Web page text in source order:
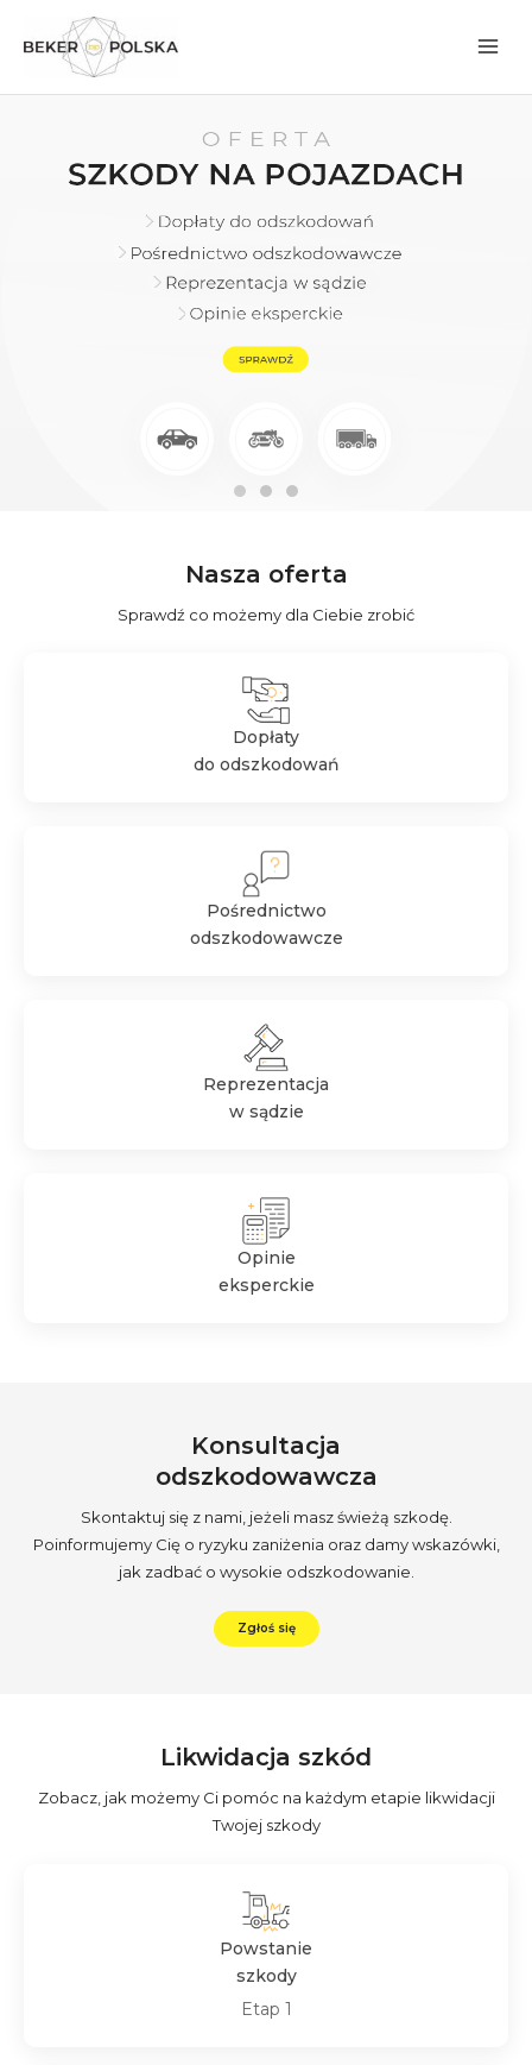
Nasza oferta
Sprawdź co możemy dla Ciebie zrobić
Dopłaty
do odszkodowań
Pośrednictwo
odszkodowawcze
Reprezentacja
w sądzie
Opinie
eksperckie
Konsultacja
odszkodowawcza
Skontaktuj się z nami, jeżeli masz świeżą szkodę.
Poinformujemy Cię o ryzyku zaniżenia oraz damy wskazówki,
jak zadbać o wysokie odszkodowanie.
Zgłoś się
Likwidacja szkód
Zobacz, jak możemy Ci pomóc na każdym etapie likwidacji
Twojej szkody
Powstanie
szkody
Etap 1